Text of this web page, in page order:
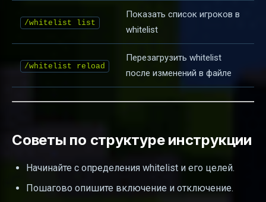
/whitelist list
Показать список игроков в
whitelist
/whitelist reload
Перезагрузить whitelist
после изменений в файле
Советы по структуре инструкции
Начинайте с определения whitelist и его целей.
Пошагово опишите включение и отключение.